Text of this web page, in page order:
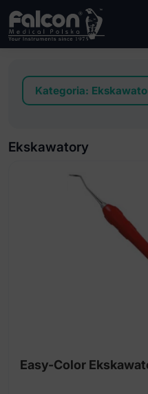
Kategoria:
Classic Round
Soft-Line Ekskawatory
Ekskawatory
Easy-Color